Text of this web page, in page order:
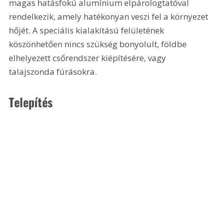
magas hatásfokú alumínium elpárologtatóval
rendelkezik, amely hatékonyan veszi fel a környezet
hőjét. A speciális kialakítású felületének
köszönhetően nincs szükség bonyolult, földbe
elhelyezett csőrendszer kiépítésére, vagy
talajszonda fúrásokra.
Telepítés